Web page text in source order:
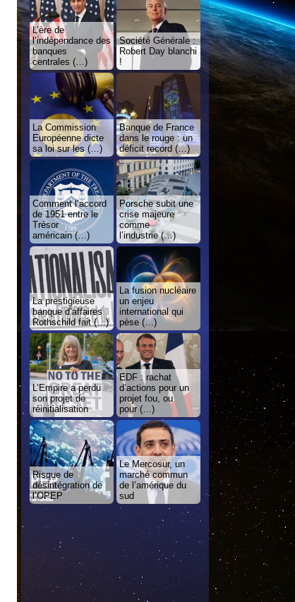
L’ère de
l’indépendance des
banques
centrales (…)
Société Générale :
Robert Day blanchi
!
La Commission
Européenne dicte
sa loi sur les (…)
Banque de France
dans le rouge : un
déficit record (…)
Comment l’accord
de 1951 entre le
Trésor
américain (…)
Porsche subit une
crise majeure
comme
l’industrie (…)
La prestigieuse
banque d’affaires
Rothschild fait (…)
La fusion nucléaire
un enjeu
international qui
pèse (…)
L’Empire a perdu
son projet de
réinitialisation
EDF : rachat
d’actions pour un
projet fou, ou
pour (…)
Risque de
désintégration de
l’OPEP
Le Mercosur, un
marché commun
de l’amérique du
sud